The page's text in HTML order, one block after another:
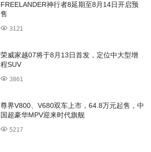
FREELANDER神行者8延期至8月14日开启预
售
3121
荣威家越07将于8月13日首发，定位中大型增
程SUV
3861
尊界V800、V680双车上市，64.8万元起售，中
国超豪华MPV迎来时代旗舰
5217